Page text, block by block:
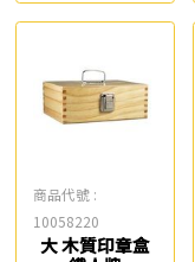
商品代號 :
10058220
大 木質印章盒